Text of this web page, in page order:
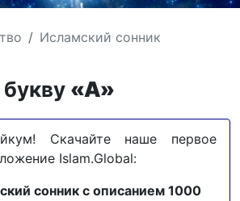
Исламский сонник
«А»
Скачайте наше первое
Islam.Global:
сонник с описанием 1000